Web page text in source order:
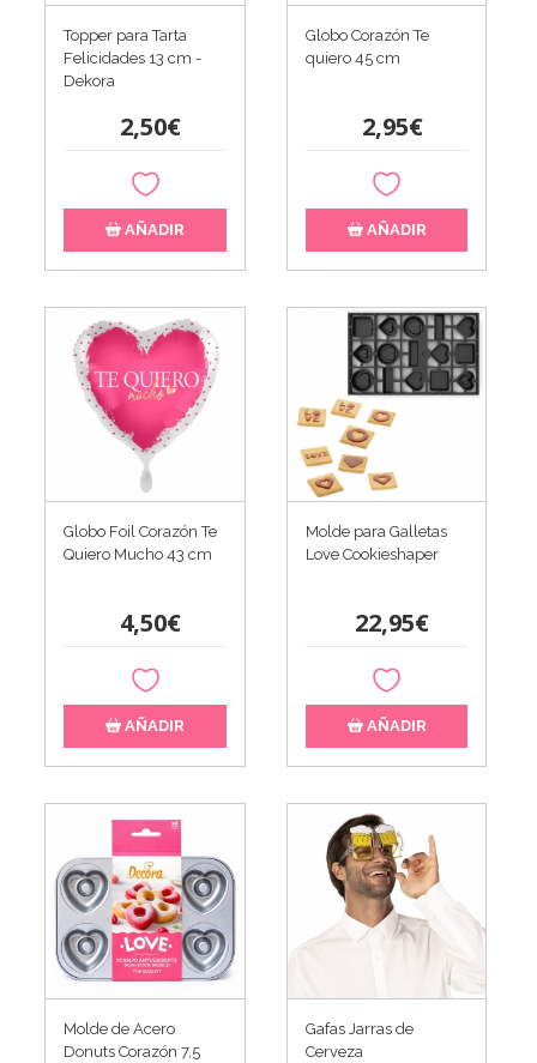
Topper para Tarta
Felicidades 13 cm -
Dekora
2,50€
AÑADIR
Globo Corazón Te
quiero 45 cm
2,95€
AÑADIR
Globo Foil Corazón Te
Quiero Mucho 43 cm
4,50€
AÑADIR
Molde para Galletas
Love Cookieshaper
22,95€
AÑADIR
Molde de Acero
Donuts Corazón 7,5
Gafas Jarras de
Cerveza